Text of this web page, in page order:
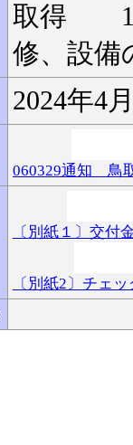
取得
修、設
2024年4
060329通知 鳥
〔別紙１〕交付
〔別紙2〕チェ